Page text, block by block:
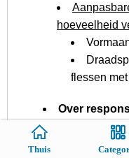
hoeveelheid
flessen
Over
afdelingsteam is
aandachtige
Thuis